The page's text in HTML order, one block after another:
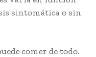
sintomática o sin
comer de todo.